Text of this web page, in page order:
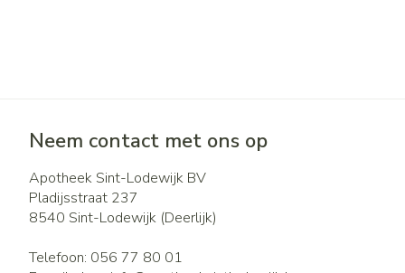
Neem contact met ons op
Apotheek Sint-Lodewijk BV
Pladijsstraat 237
8540 Sint-Lodewijk (Deerlijk)
Telefoon: 056 77 80 01